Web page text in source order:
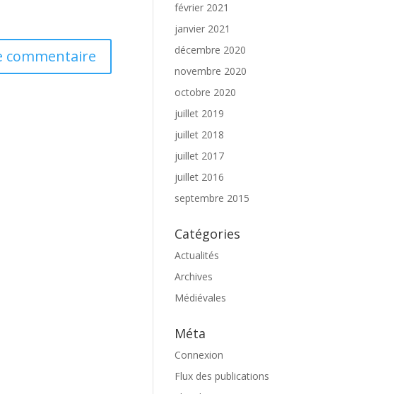
février 2021
janvier 2021
décembre 2020
novembre 2020
octobre 2020
juillet 2019
juillet 2018
juillet 2017
juillet 2016
septembre 2015
Catégories
Actualités
Archives
Médiévales
Méta
Connexion
Flux des publications